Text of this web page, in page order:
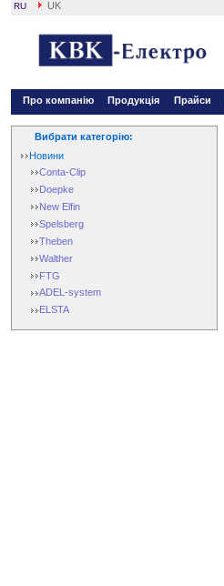
RU UK
Про компанію Продукція Прайси
Вибрати категорію:
Новини
Conta-Clip
Doepke
New Elfin
Spelsberg
Theben
Walther
FTG
ADEL-system
ELSTA